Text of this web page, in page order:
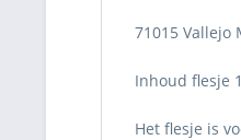
71015 Vallejo
Inhoud flesje
Het flesje is